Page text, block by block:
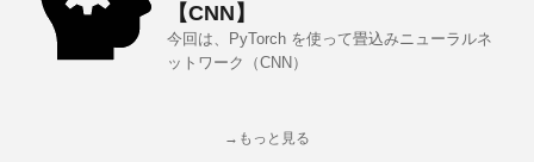
【CNN】
今回は、PyTorch を使って畳込みニューラルネ
ットワーク（CNN）
→もっと見る